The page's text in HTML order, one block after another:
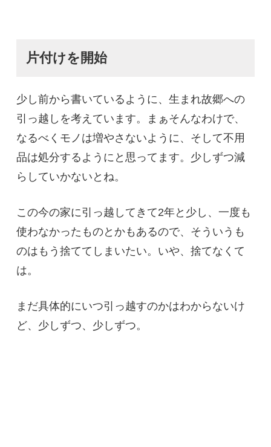
片付けを開始
少し前から書いているように、生まれ故郷への
引っ越しを考えています。まぁそんなわけで、
なるべくモノは増やさないように、そして不用
品は処分するようにと思ってます。少しずつ減
らしていかないとね。
この今の家に引っ越してきて2年と少し、一度も
使わなかったものとかもあるので、そういうも
のはもう捨ててしまいたい。いや、捨てなくて
は。
まだ具体的にいつ引っ越すのかはわからないけ
ど、少しずつ、少しずつ。